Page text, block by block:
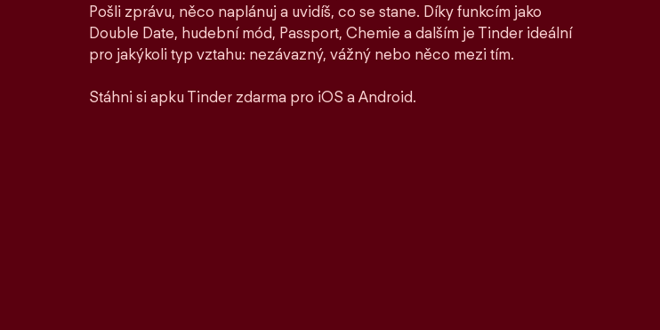
Pošli zprávu, něco naplánuj a uvidíš, co se stane. Díky funkcím jako
Double Date, hudební mód, Passport, Chemie a dalším je Tinder ideální
pro jakýkoli typ vztahu: nezávazný, vážný nebo něco mezi tím.
Stáhni si apku Tinder zdarma pro iOS a Android.